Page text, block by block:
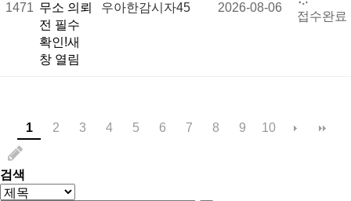
1471 무소 의뢰
전 필수
확인!새
창 열림
우아한감시자45 2026-08-06
접수완료
1 2 3 4 5 6 7 8 9 10
검색